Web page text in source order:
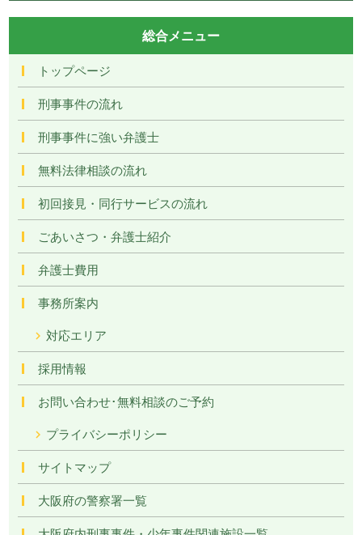
総合メニュー
トップページ
刑事事件の流れ
刑事事件に強い弁護士
無料法律相談の流れ
初回接見・同行サービスの流れ
ごあいさつ・弁護士紹介
弁護士費用
事務所案内
対応エリア
採用情報
お問い合わせ･無料相談のご予約
プライバシーポリシー
サイトマップ
大阪府の警察署一覧